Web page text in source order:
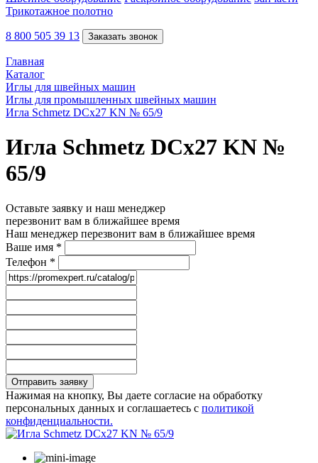
Трикотажное полотно
8 800 505 39 13 Заказать звонок
Главная
Каталог
Иглы для швейных машин
Иглы для промышленных швейных машин
Игла Schmetz DCx27 KN № 65/9
Игла Schmetz DCx27 KN №
65/9
Оставьте заявку и наш менеджер
перезвонит вам в ближайшее время
Наш менеджер перезвонит вам в ближайшее время
Ваше имя *
Телефон *
Отправить заявку
Нажимая на кнопку, Вы даете согласие на обработку
персональных данных и соглашаетесь с политикой
конфиденциальности.